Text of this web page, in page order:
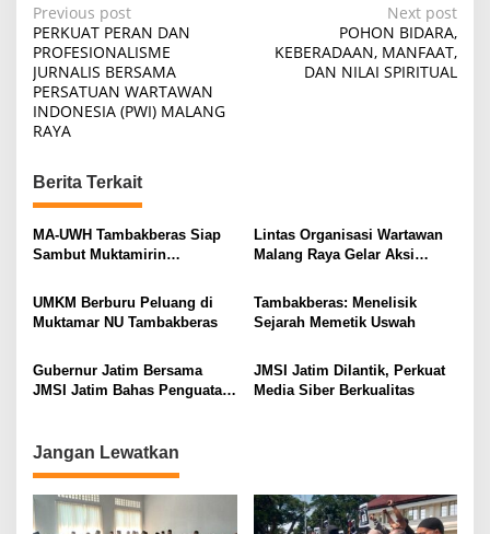
P
o
s
t
n
a
v
i
g
a
t
o
Previous post
PERKUAT PERAN DAN
PROFESIONALISME
JURNALIS BERSAMA
PERSATUAN WARTAWAN
INDONESIA (PWI) MALANG
RAYA
Next post
POHON BIDARA,
KEBERADAAN, MANFAAT,
DAN NILAI SPIRITUAL
Berita Terkait
MA-UWH Tambakberas Siap
Sambut Muktamirin
Lintas Organisasi Wartawan
Malang Raya Gelar Aksi
Ireng”
UMKM Berburu Peluang di
Muktamar NU Tambakberas
Tambakberas: Menelisik
Sejarah Memetik Uswah
Gubernur Jatim Bersama
JMSI Jatim Bahas Penguatan
JMSI Jatim Dilantik, Perkuat
Media Siber Berkualitas
Jangan Lewatkan